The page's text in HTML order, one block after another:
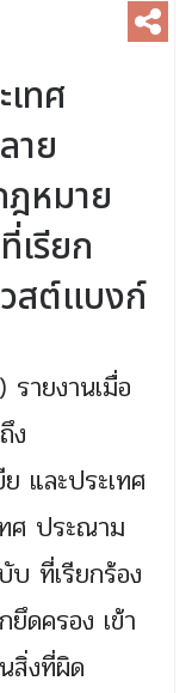
เทศ
าย
ฎหมาย
เรียก
สต์แบงก์
รายงานเมื่อ
ง
และประเทศ
ศ ประณาม
บ ที่เรียกร้อง
ดครอง เข้า
สิ่งที่ผิด